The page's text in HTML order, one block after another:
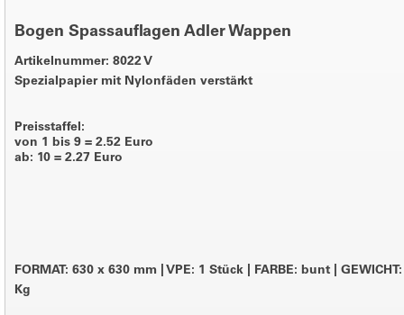
Bogen Spassauflagen Adler Wappen
Artikelnummer: 8022 V
Spezialpapier mit Nylonfäden verstärkt
Preisstaffel:
von 1 bis 9 = 2.52 Euro
ab: 10 = 2.27 Euro
FORMAT: 630 x 630 mm VPE: 1 Stück FARBE: bunt
Kg